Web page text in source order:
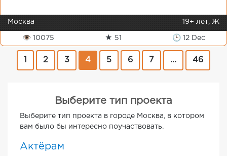
Москва 19+ лет, Ж
👁 10075 ★ 51 🕒 12 Dec
2 3 4 5 6 7 ... 46
Выберите тип проекта
Выберите тип проекта в городе Москва, в котором
вам было бы интересно поучаствовать.
Актёрам